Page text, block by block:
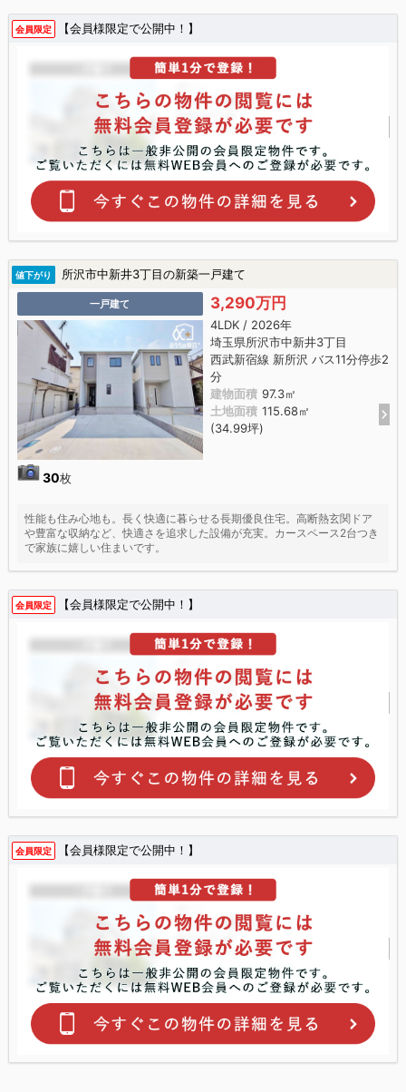
会員限定 【会員様限定で公開中！】
値下がり 所沢市中新井3丁目の新築一戸建て
一戸建て
30枚
3,290万円
4LDK / 2026年
埼玉県所沢市中新井3丁目
西武新宿線 新所沢 バス11分停歩2
分
建物面積 97.3㎡
土地面積 115.68㎡
(34.99坪)
性能も住み心地も。長く快適に暮らせる長期優良住宅。高断熱玄関ドア
や豊富な収納など、快適さを追求した設備が充実。カースペース2台つき
で家族に嬉しい住まいです。
会員限定 【会員様限定で公開中！】
会員限定 【会員様限定で公開中！】